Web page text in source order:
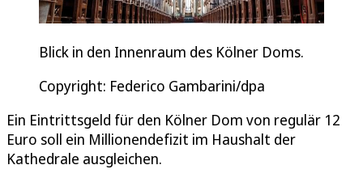
Blick in den Innenraum des Kölner Doms.
Copyright: Federico Gambarini/dpa
Ein Eintrittsgeld für den Kölner Dom von regulär 12
Euro soll ein Millionendefizit im Haushalt der
Kathedrale ausgleichen.